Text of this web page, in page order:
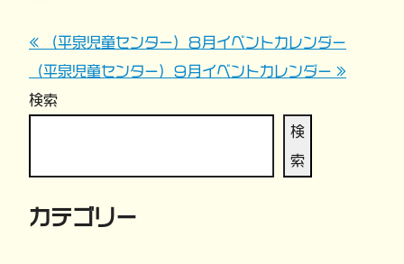
投
稿
ビ
ゲ
« （平泉児童センター）８月イベントカレンダー
（平泉児童センター）９月イベントカレンダー »
検索
検
索
カテゴリー